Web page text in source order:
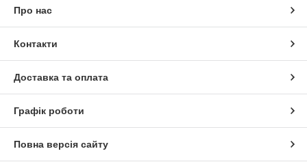
Про нас
Контакти
Доставка та оплата
Графік роботи
Повна версія сайту